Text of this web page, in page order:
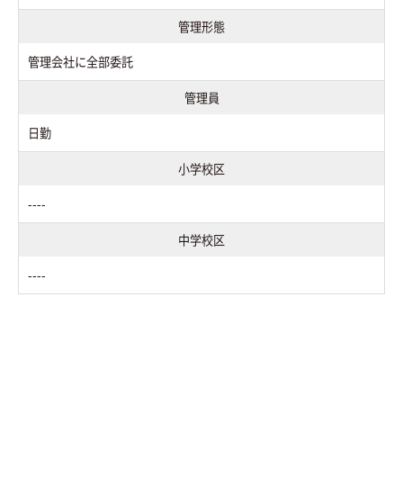
管理形態
管理会社に全部委託
管理員
日勤
小学校区
----
中学校区
----